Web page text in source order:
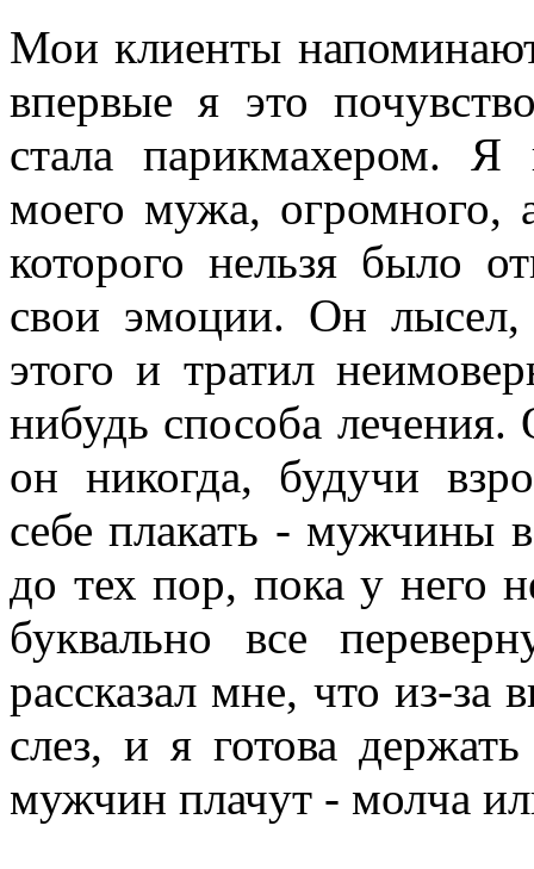
Мои клиенты
впервые я это
стала парикмахером.
моего мужа, огромного,
которого нельзя было
свои эмоции. Он лысел,
этого и тратил
нибудь способа
он никогда, будучи
себе плакать - мужчины
до тех пор, пока у него
буквально все
рассказал мне, что из-за
слез, и я готова
мужчин плачут - молча